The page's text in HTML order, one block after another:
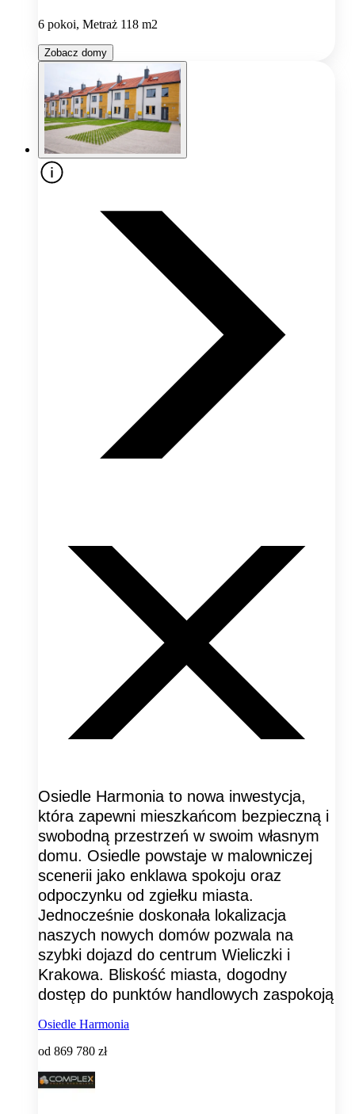
6 pokoi, Metraż 118 m2
Zobacz domy
Osiedle Harmonia to nowa inwestycja,
która zapewni mieszkańcom bezpieczną i
swobodną przestrzeń w swoim własnym
domu. Osiedle powstaje w malowniczej
scenerii jako enklawa spokoju oraz
odpoczynku od zgiełku miasta.
Jednocześnie doskonała lokalizacja
naszych nowych domów pozwala na
szybki dojazd do centrum Wieliczki i
Krakowa. Bliskość miasta, dogodny
dostęp do punktów handlowych zaspokoją
Osiedle Harmonia
od 869 780 zł